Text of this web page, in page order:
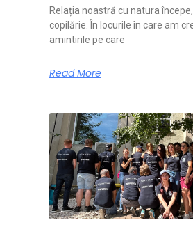
Relația noastră cu natura
copilărie. În locurile în care am
amintirile pe care
Read More